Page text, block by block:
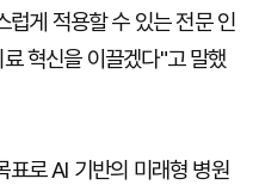
럽게 적용할 수 있는 전문 인
혁신을 이끌겠다"고 말했
로 AI 기반의 미래형 병원